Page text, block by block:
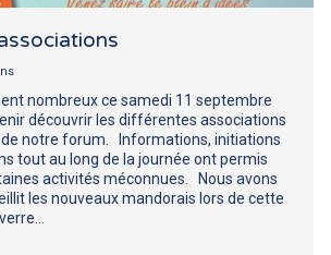
nombreux ce samedi 11 septembre
découvrir les différentes associations
notre forum. Informations, initiations
tout au long de la journée ont permis
activités méconnues. Nous avons
les nouveaux mandorais lors de cette